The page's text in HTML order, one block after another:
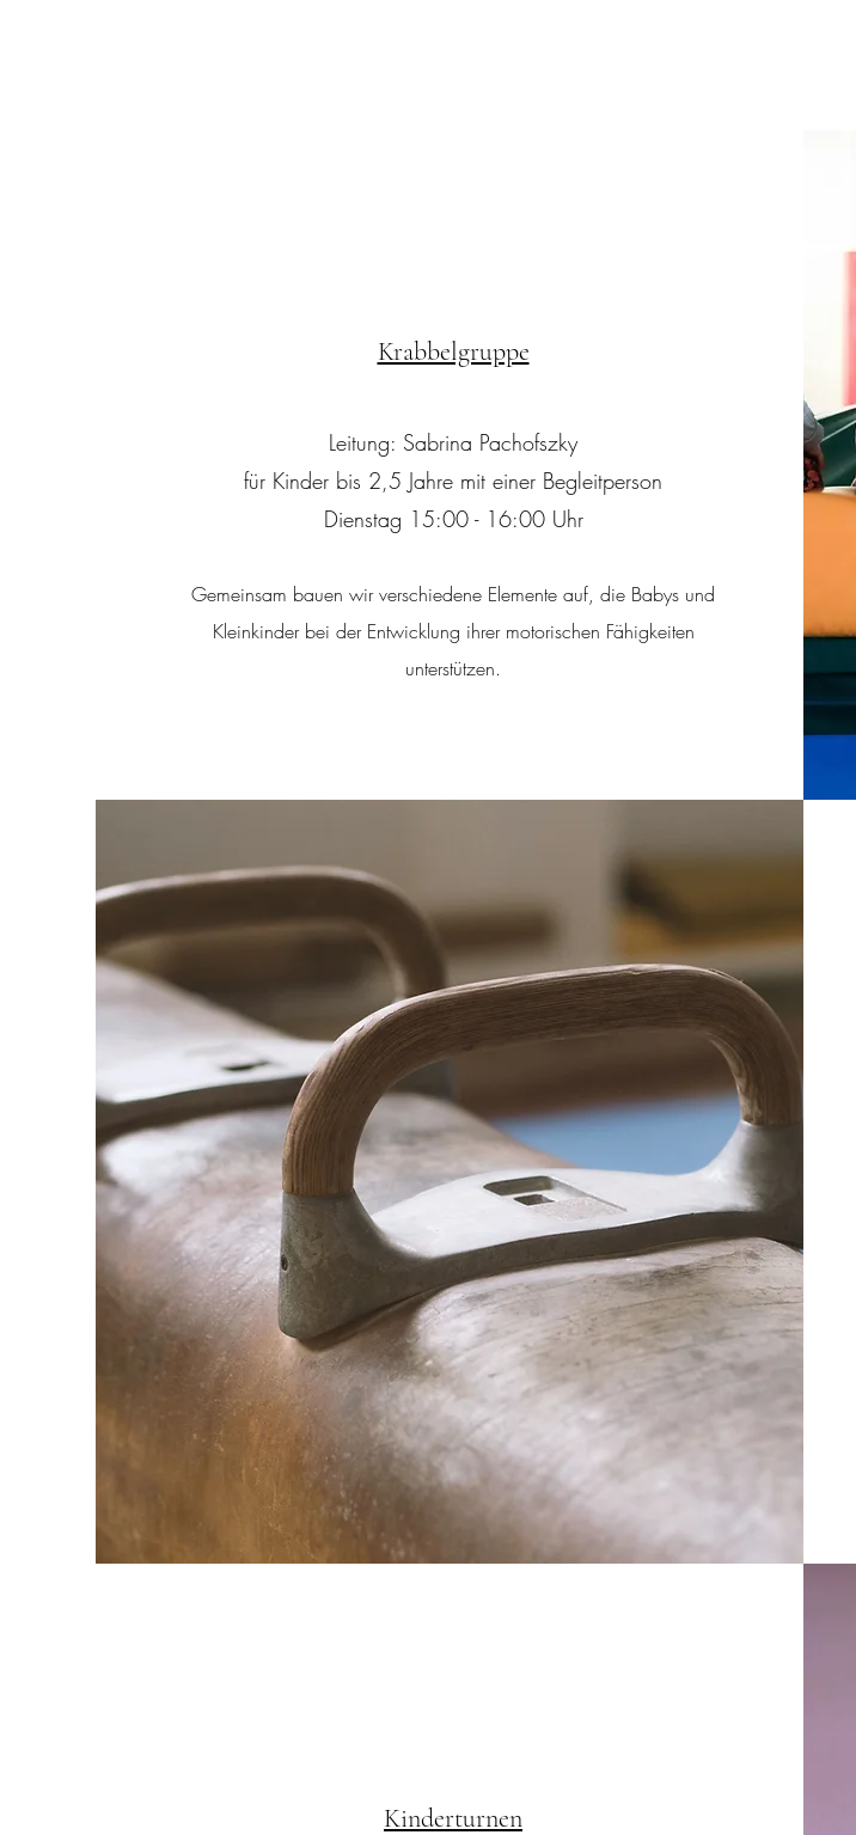
Krabbelgruppe
Leitung: Sabrina Pachofszky
für Kinder bis 2,5 Jahre mit einer Begleitperson
Dienstag 15:00 - 16:00 Uhr
Gemeinsam bauen wir verschiedene Elemente auf, die Babys und
Kleinkinder bei der Entwicklung ihrer motorischen Fähigkeiten
unterstützen.
Kinderturnen